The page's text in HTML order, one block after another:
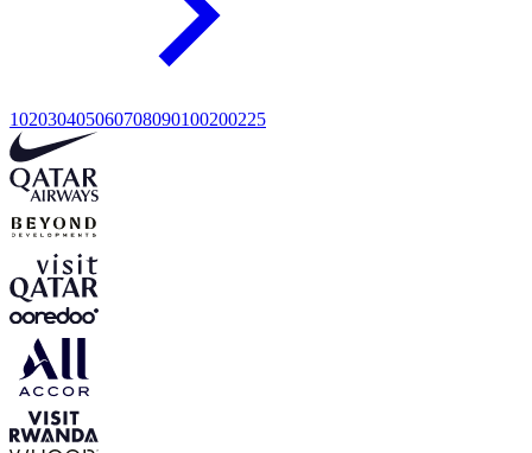
102030405060708090100200225